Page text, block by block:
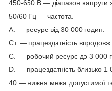
450-650 В — діапазон напруги
50/60 Гц — частота.
А. — ресурс від 30 000 годин.
Ст. — працездатність впродовж
C. — робочий ресурс до 3 000
D. — працездатність близько 1
40 — нижня межа допустимої